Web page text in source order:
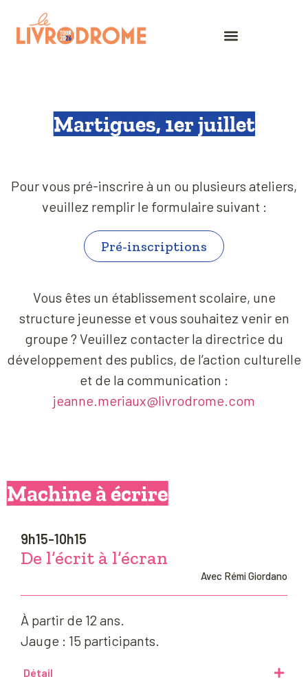
Martigues, 1er juillet
Pour vous pré-inscrire à un ou plusieurs ateliers,
veuillez remplir le formulaire suivant :
Pré-inscriptions
Vous êtes un établissement scolaire, une
structure jeunesse et vous souhaitez venir en
groupe ? Veuillez contacter la directrice du
développement des publics, de l’action culturelle
et de la communication :
jeanne.meriaux@livrodrome.com
Machine à écrire
9h15-10h15
De l’écrit à l’écran
Avec Rémi Giordano
À partir de 12 ans.
Jauge : 15 participants.
Détail